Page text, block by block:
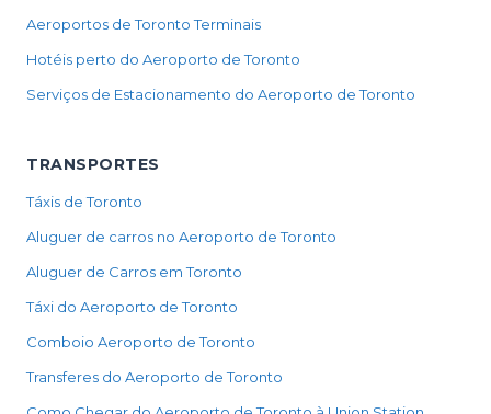
Aeroportos de Toronto Terminais
Hotéis perto do Aeroporto de Toronto
Serviços de Estacionamento do Aeroporto de Toronto
TRANSPORTES
Táxis de Toronto
Aluguer de carros no Aeroporto de Toronto
Aluguer de Carros em Toronto
Táxi do Aeroporto de Toronto
Comboio Aeroporto de Toronto
Transferes do Aeroporto de Toronto